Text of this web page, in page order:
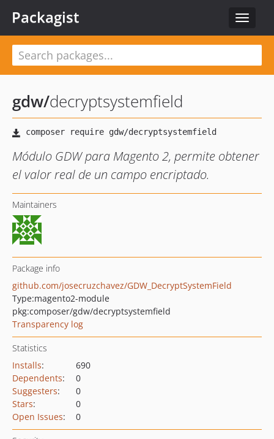
Toggle
Packagist
gdw/decryptsystemfield
Módulo GDW para Magento 2, permite obtener
el valor real de un campo encriptado.
Maintainers
Package info
github.com/josecruzchavez/GDW_DecryptSystemField
Type:magento2-module
pkg:composer/gdw/decryptsystemfield
Transparency log
Statistics
Installs:
690
Dependents:
0
Suggesters:
0
Stars:
0
Open Issues: 0